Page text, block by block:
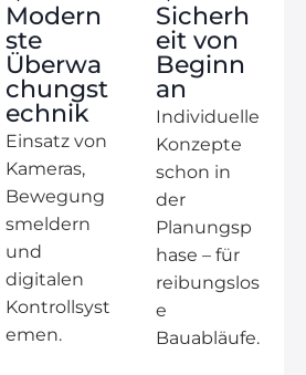
Modern
ste
Überwa
chungst
echnik
Einsatz von
Kameras,
Bewegung
smeldern
und
digitalen
Kontrollsyst
emen.
Sicherh
eit von
Beginn
an
Individuelle
Konzepte
schon in
der
Planungsp
hase – für
reibungslos
e
Bauabläufe.